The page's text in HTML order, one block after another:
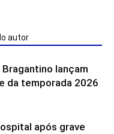
autor
Bragantino lançam
da temporada 2026
após grave